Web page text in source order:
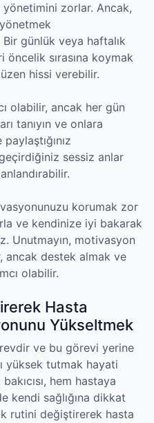
yönetimini zorlar. Ancak,
günlük veya haftalık
sırasına koymak
hissi verebilir.
olabilir, ancak her gün
tanıyın ve onlara
sessiz anlar
korumak zor
ve kendinize iyi bakarak
Unutmayın, motivasyon
ancak destek almak ve
olabilir.
Hasta
Yükseltmek
ve bu görevi yerine
yüksek tutmak hayati
hem hastaya
kendi sağlığına dikkat
rutini değiştirerek hasta